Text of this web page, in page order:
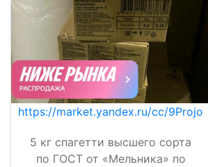
https://market.yandex.ru/cc/9Projo
5 кг спагетти высшего сорта
по ГОСТ от «Мельника» по